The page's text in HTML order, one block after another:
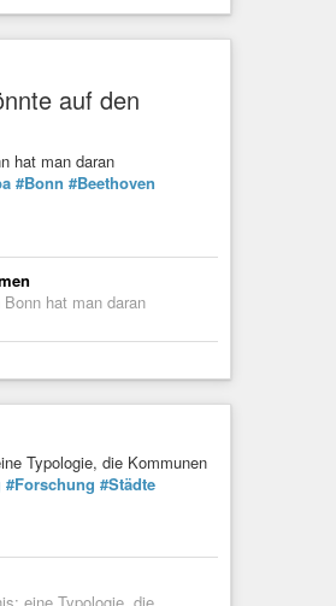
auf den
hat man daran
#Bonn #Beethoven
hat man daran
Typologie, die Kommunen
#Forschung #Städte